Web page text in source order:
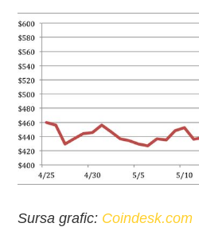
Sursa grafic: Coindesk.com